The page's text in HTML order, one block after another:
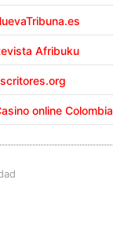
Afribuku
online Colombia